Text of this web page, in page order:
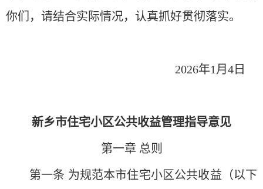
你们，请结合实际情况，认真抓好贯彻落实。
2026年1月4日
新乡市住宅小区公共收益管理指导意见
第一章 总则
第一条 为规范本市住宅小区公共收益（以下